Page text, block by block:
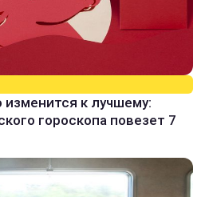
к лучшему:
гороскопа повезет 7